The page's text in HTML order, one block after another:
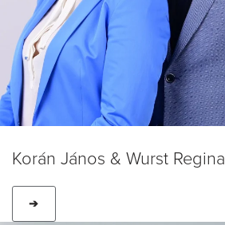
Korán János & Wurst Regina
➔